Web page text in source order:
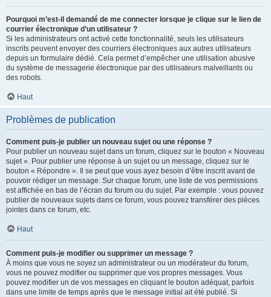
Pourquoi m’est-il demandé de me connecter lorsque je clique sur le lien de
courrier électronique d’un utilisateur ?
Si les administrateurs ont activé cette fonctionnalité, seuls les utilisateurs
inscrits peuvent envoyer des courriers électroniques aux autres utilisateurs
depuis un formulaire dédié. Cela permet d’empêcher une utilisation abusive
du système de messagerie électronique par des utilisateurs malveillants ou
des robots.
Haut
Problèmes de publication
Comment puis-je publier un nouveau sujet ou une réponse ?
Pour publier un nouveau sujet dans un forum, cliquez sur le bouton « Nouveau
sujet ». Pour publier une réponse à un sujet ou un message, cliquez sur le
bouton « Répondre ». Il se peut que vous ayez besoin d’être inscrit avant de
pouvoir rédiger un message. Sur chaque forum, une liste de vos permissions
est affichée en bas de l’écran du forum ou du sujet. Par exemple : vous pouvez
publier de nouveaux sujets dans ce forum, vous pouvez transférer des pièces
jointes dans ce forum, etc.
Haut
Comment puis-je modifier ou supprimer un message ?
À moins que vous ne soyez un administrateur ou un modérateur du forum,
vous ne pouvez modifier ou supprimer que vos propres messages. Vous
pouvez modifier un de vos messages en cliquant le bouton adéquat, parfois
dans une limite de temps après que le message initial ait été publié. Si